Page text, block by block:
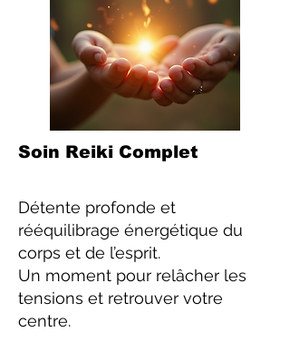
Soin Reiki Complet
Détente profonde et
rééquilibrage énergétique du
corps et de l’esprit.
Un moment pour relâcher les
tensions et retrouver votre
centre.